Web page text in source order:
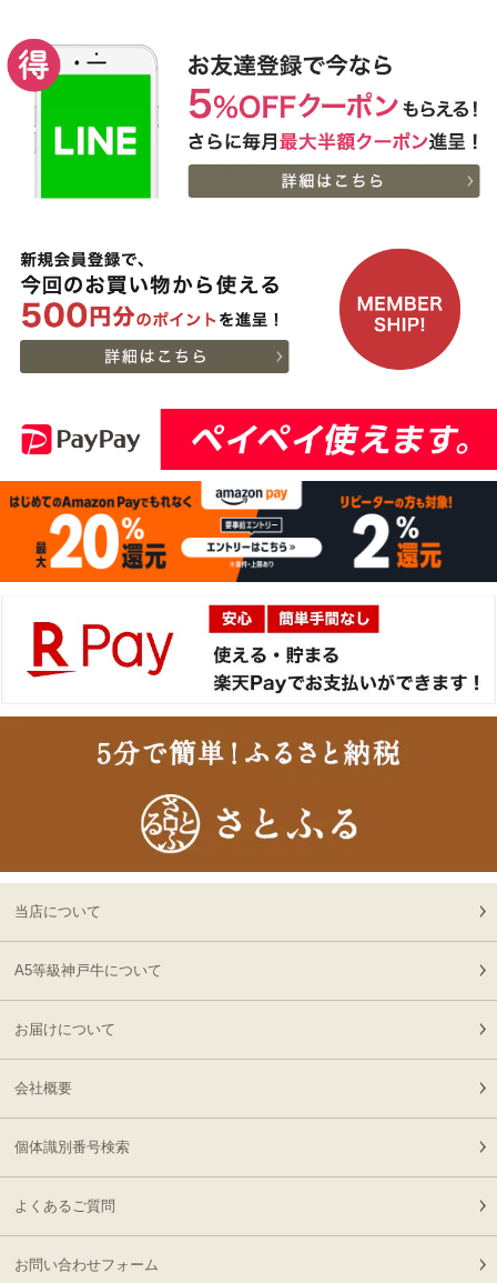
9
13:58:00
2026-
08-06
13:58:00
大阪府
[ギフト]A5等級 神戸牛
プレミアムセット（プレ
ミアムロース[200g]・プ
レミアムもも[200g]）ス
ライス肉
11
08-06
大阪府
神戸牛ギフトセット 1万
アム霜降りもも）450g
12
08-06
大阪府
出産内祝に命名札 大
切なお名前のお披露目に
（商品と一緒にご購入下
さい）
2026-
08-06
12:40:00
神奈川
神戸牛カタログギフト
14
2026-
08-06
11:40:00
東京都
神戸牛食べ比べセット 焼
肉懐石「極」◆焼肉
15
08-06
06:55:00
兵庫県
神戸牛カタログギフト
１万５千円
02:32:00
ミンチ（ひき肉 挽き肉）
400g 【冷凍発送】
17
21:56:00
東京都
A5等級 神戸牛 もも ブロ
ック 500g
2026-
08-05
21:19:00
大阪府
ト ８千円
2026-
08-05
21:10:00
愛知県
[ギフト] A5等級神戸牛
プレミアム霜降りロース
2026-
神戸牛カタログギフト
21
16:59:00
22
08-05
神戸牛食べ比べセット 焼
24
14:50:00
当店について
A5等級神戸牛について
お届けについて
会社概要
個体識別番号検索
よくあるご質問
お問い合わせフォーム